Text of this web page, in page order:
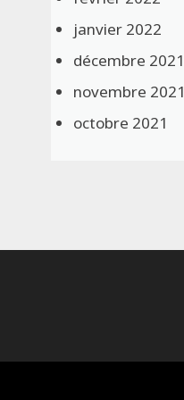
janvier 2022
décembre 2021
novembre 2021
octobre 2021